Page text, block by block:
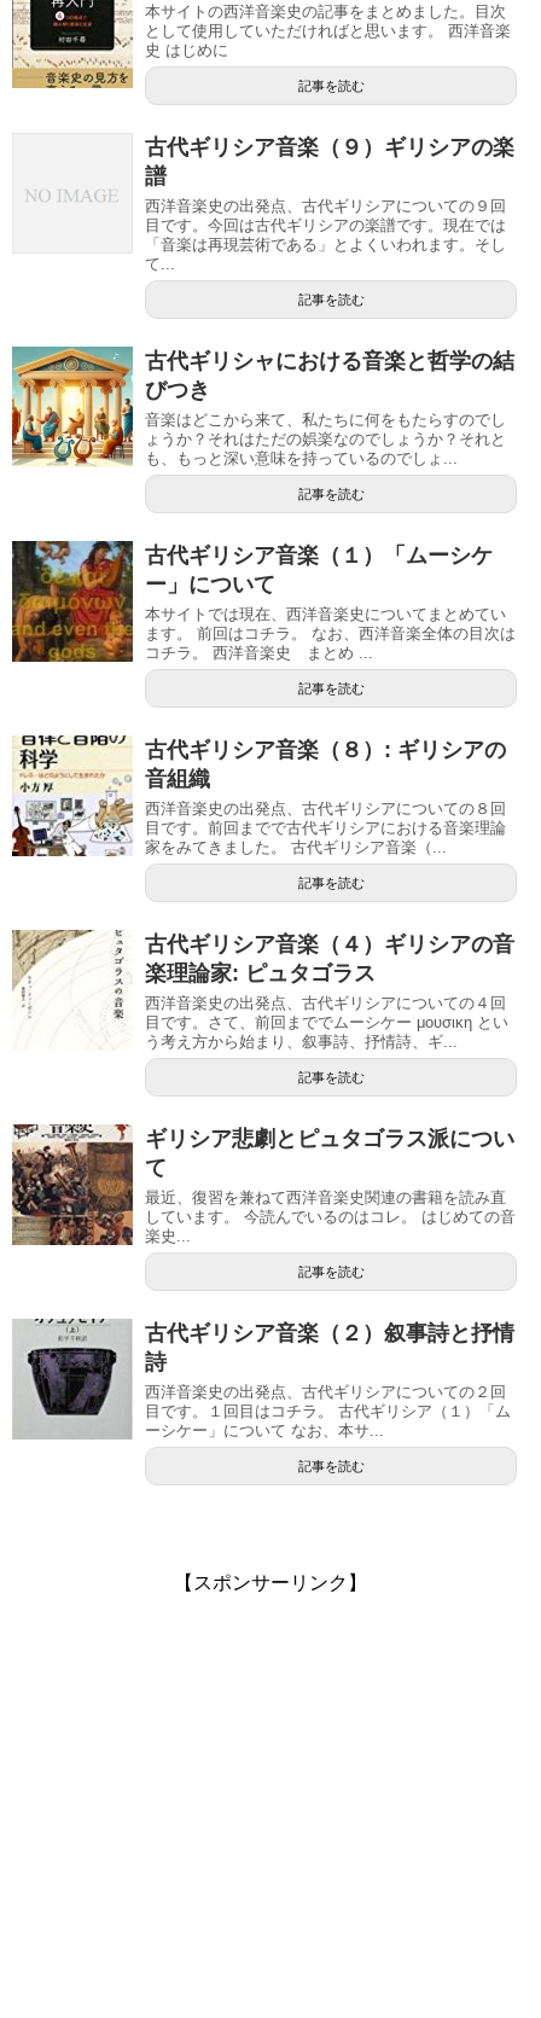
本サイトの西洋音楽史の記事をまとめました。目次
として使用していただければと思います。 西洋音楽
史 はじめに
記事を読む
古代ギリシア音楽（９）ギリシアの楽
譜
西洋音楽史の出発点、古代ギリシアについての９回
目です。今回は古代ギリシアの楽譜です。現在では
「音楽は再現芸術である」とよくいわれます。そし
て...
記事を読む
古代ギリシャにおける音楽と哲学の結
びつき
音楽はどこから来て、私たちに何をもたらすのでし
ょうか？それはただの娯楽なのでしょうか？それと
も、もっと深い意味を持っているのでしょ...
記事を読む
古代ギリシア音楽（１）「ムーシケ
ー」について
本サイトでは現在、西洋音楽史についてまとめてい
ます。 前回はコチラ。 なお、西洋音楽全体の目次は
コチラ。 西洋音楽史 まとめ ...
記事を読む
古代ギリシア音楽（８）: ギリシアの
音組織
西洋音楽史の出発点、古代ギリシアについての８回
目です。前回までで古代ギリシアにおける音楽理論
家をみてきました。 古代ギリシア音楽（...
記事を読む
古代ギリシア音楽（４）ギリシアの音
楽理論家: ピュタゴラス
西洋音楽史の出発点、古代ギリシアについての４回
目です。さて、前回まででムーシケー μουσικη とい
う考え方から始まり、叙事詩、抒情詩、ギ...
記事を読む
ギリシア悲劇とピュタゴラス派につい
て
最近、復習を兼ねて西洋音楽史関連の書籍を読み直
しています。 今読んでいるのはコレ。 はじめての音
楽史...
記事を読む
古代ギリシア音楽（２）叙事詩と抒情
詩
西洋音楽史の出発点、古代ギリシアについての２回
目です。１回目はコチラ。 古代ギリシア（１）「ム
ーシケー」について なお、本サ...
記事を読む
【スポンサーリンク】